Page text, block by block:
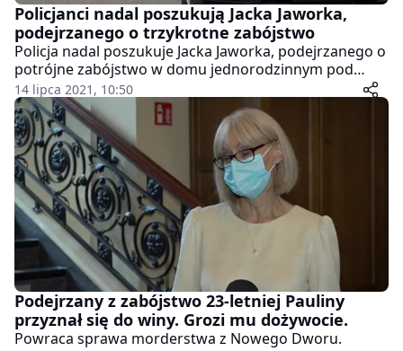
Policjanci nadal poszukują Jacka Jaworka,
podejrzanego o trzykrotne zabójstwo
Policja nadal poszukuje Jacka Jaworka, podejrzanego o
potrójne zabójstwo w domu jednorodzinnym pod
Częstochową. Prowadzone już piątą dobę
poszukiwania dotąd nie przyniosły przełomu – wynika
z informacji policji. Kontynuowane są akcja
poszukiwawcza, a także inne czynności operacyjne.
14 lipca 2021, 10:50
Podejrzany z zabójstwo 23-letniej Pauliny
przyznał się do winy. Grozi mu dożywocie.
Powraca sprawa morderstwa z Nowego Dworu.